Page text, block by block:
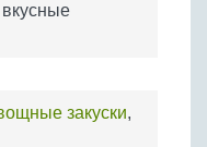
закуски,